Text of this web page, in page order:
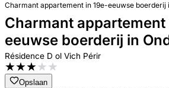
Charmant appartement in 19e-eeuwse boerderij
Charmant appartement
eeuwse boerderij in
Résidence D ol Vich Périr
★★★★★
Opslaan